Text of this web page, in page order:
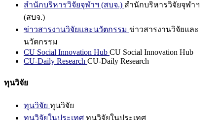
สำนักบริหารวิจัยจุฬาฯ (สบจ.) สำนักบริหารวิจัยจุฬาฯ
(สบจ.)
ข่าวสารงานวิจัยและนวัตกรรม ข่าวสารงานวิจัยและ
นวัตกรรม
CU Social Innovation Hub CU Social Innovation Hub
CU-Daily Research CU-Daily Research
ทุนวิจัย
ทุนวิจัย ทุนวิจัย
ทุนวิจัยในประเทศ ทุนวิจัยในประเทศ